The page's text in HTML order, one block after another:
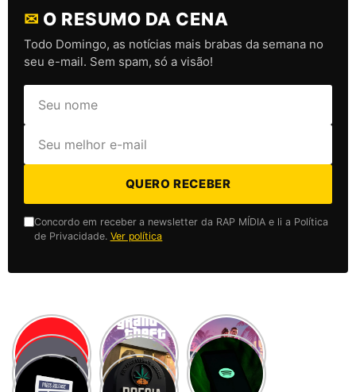
✉ O RESUMO DA CENA
Todo Domingo, as notícias mais brabas da semana no
seu e-mail. Sem spam, só a visão!
QUERO RECEBER
Concordo em receber a newsletter da RAP MÍDIA e li a Política
de Privacidade. Ver política